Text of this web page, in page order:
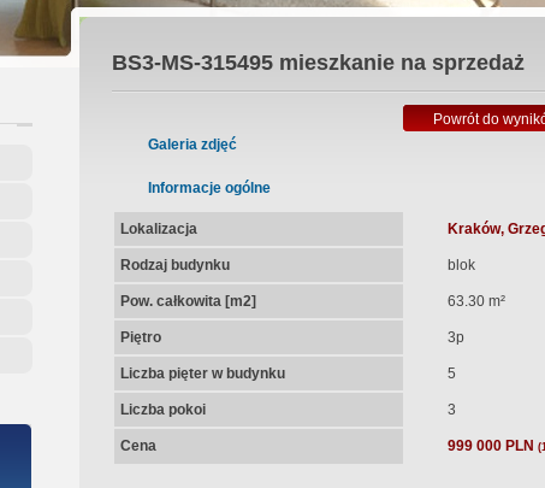
Zadatku
Umowa Notarialna
BS3-MS-315495mieszkanie na sprzedaż
Powrót do
Galeria zdjęć
Informacje ogólne
Lokalizacja Kraków,
Rodzaj budynku blok
Pow. całkowita [m2] 63.30 m²
Piętro 3p
Liczba pięter w budynku 5
Liczba pokoi 3
Cena 999 000 PLN